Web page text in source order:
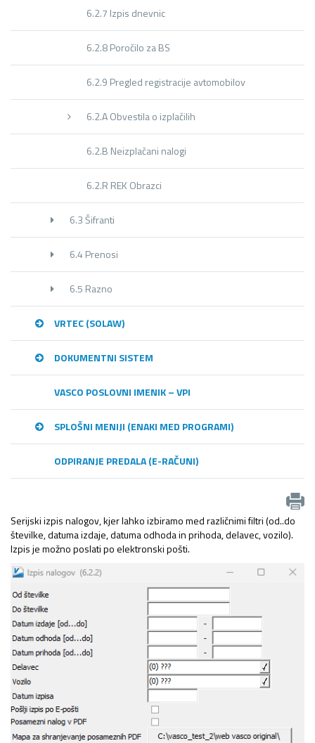
6.2.7 Izpis dnevnic
6.2.8 Poročilo za BS
6.2.9 Pregled registracije avtomobilov
6.2.A Obvestila o izplačilih
6.2.B Neizplačani nalogi
6.2.R REK Obrazci
6.3 Šifranti
6.4 Prenosi
6.5 Razno
VRTEC (SOLAW)
DOKUMENTNI SISTEM
VASCO POSLOVNI IMENIK – VPI
SPLOŠNI MENIJI (ENAKI MED PROGRAMI)
ODPIRANJE PREDALA (E-RAČUNI)
Serijski izpis nalogov, kjer lahko izbiramo med različnimi filtri (od..do
številke, datuma izdaje, datuma odhoda in prihoda, delavec, vozilo).
Izpis je možno poslati po elektronski pošti.